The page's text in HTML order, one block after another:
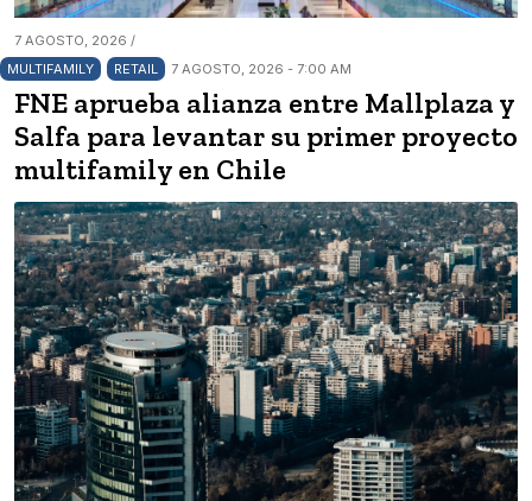
7 AGOSTO, 2026 /
MULTIFAMILY
RETAIL 7 AGOSTO, 2026 - 7:00 AM
FNE aprueba alianza entre Mallplaza y
Salfa para levantar su primer proyecto
multifamily en Chile